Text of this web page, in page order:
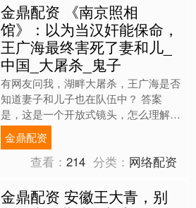
金鼎配资 《南京照相
馆》：以为当汉奸能保命，
王广海最终害死了妻和儿_
中国_大屠杀_鬼子
有网友问我，湖畔大屠杀，王广海是否
知道妻子和儿子也在队伍中？ 答案
是，这是一个开放式镜头，怎么理解都
行。 多义性是影视作品常见的特征之
一，每个人都可以见仁见智。....
金鼎配资
查看：214 分类： 网络配资
金鼎配资 安徽王大青，别